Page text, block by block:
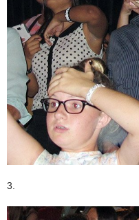
3.